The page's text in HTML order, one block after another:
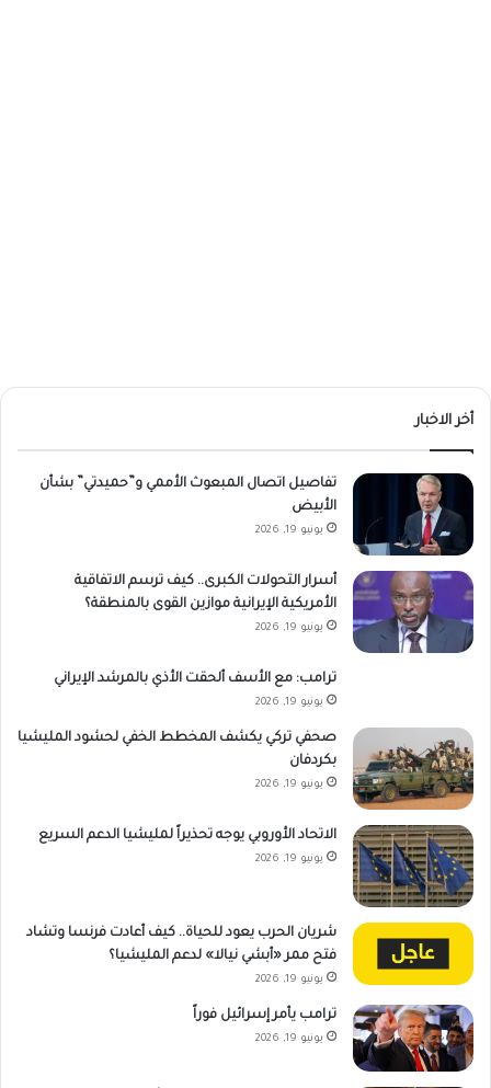
أخر الاخبار
تفاصيل اتصال المبعوث الأممي و”حميدتي” بشأن
الأبيض
يونيو 19, 2026
أسرار التحولات الكبرى.. كيف ترسم الاتفاقية
الأمريكية الإيرانية موازين القوى بالمنطقة؟
يونيو 19, 2026
ترامب: مع الأسف ألحقت الأذي بالمرشد الإيراني
يونيو 19, 2026
صحفي تركي يكشف المخطط الخفي لحشود المليشيا
بكردفان
يونيو 19, 2026
الاتحاد الأوروبي يوجه تحذيراً لمليشيا الدعم السريع
يونيو 19, 2026
شريان الحرب يعود للحياة.. كيف أعادت فرنسا وتشاد
فتح ممر «أبشي نيالا» لدعم المليشيا؟
يونيو 19, 2026
ترامب يأمر إسرائيل فوراً
يونيو 19, 2026